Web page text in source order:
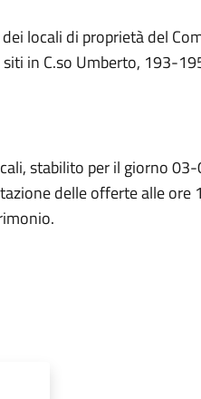
locali di proprietà del
in C.so Umberto, 193-
stabilito per il giorno
delle offerte alle ore